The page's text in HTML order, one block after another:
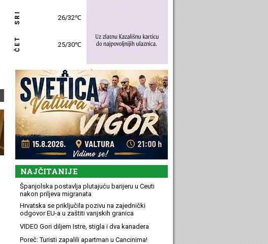
SRI 27/31℃
ČET 26/31℃
NAJČITANIJE
Španjolska postavlja plutajuću barijeru u Ceuti
nakon priljeva migranata
Hrvatska se priključila pozivu na zajednički
odgovor EU-a u zaštiti vanjskih granica
VIDEO Gori diljem Istre, stigla i dva kanadera
Poreč: Turisti zapalili apartman u Cancinima!